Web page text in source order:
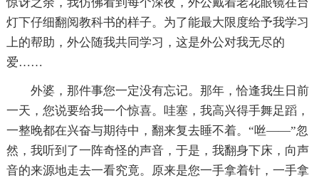
灯下仔细翻阅教科书的样子。为了能最大限度给予我学习
上的帮助，外公随我共同学习，这是外公对我无尽的
爱……
外婆，那件事您一定没有忘记。那年，恰逢我生日前
一天，您说要给我一个惊喜。哇塞，我高兴得手舞足蹈，
一整晚都在兴奋与期待中，翻来复去睡不着。“咝——”忽
然，我听到了一阵奇怪的声音，于是，我翻身下床，向声
音的来源地走去一看究竟。原来是您一手拿着针，一手拿